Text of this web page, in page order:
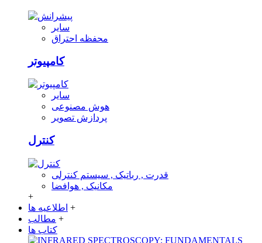
سایر
محفظه احتراق
کامپیوتر
سایر
هوش مصنوعی
پردازش تصویر
کنترل
قدرت , رباتیک , سیستم کنترلی
مکانیک , هوافضا
+
اطلاعیه ها +
مطالب +
کتاب ها